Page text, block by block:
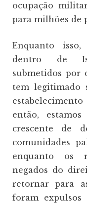
ocupação
para milhões de
Enquanto
dentro de
submetidos por
tem legitimado
então,
crescente de
comunidades
enquanto os
negados do
retornar para
foram expulsos